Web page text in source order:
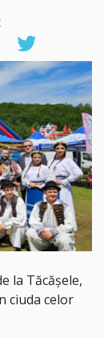
la Tăcășele,
ciuda celor